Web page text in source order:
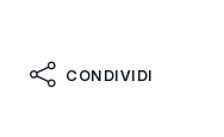
CONDIVIDI